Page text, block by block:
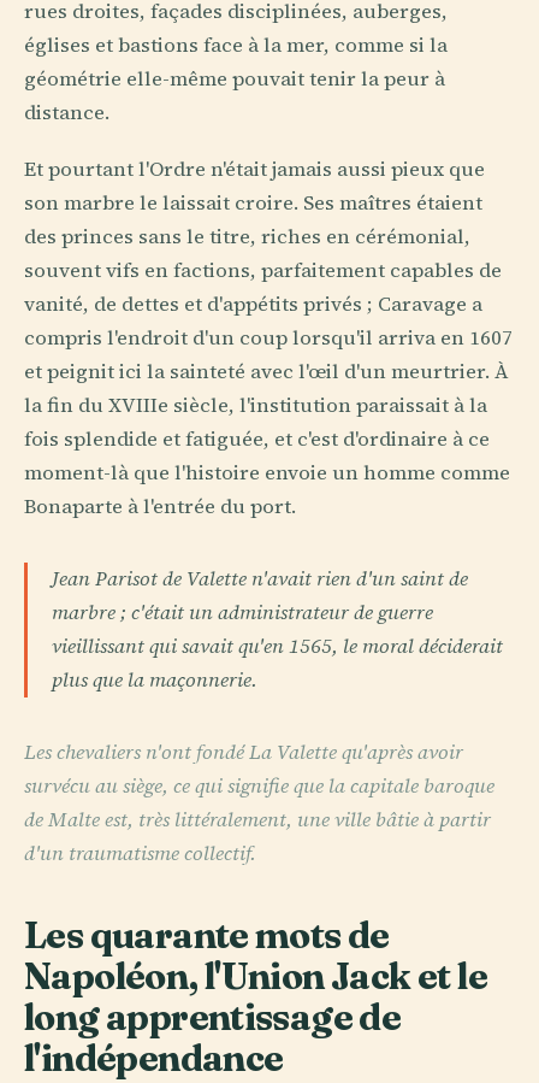
rues droites, façades disciplinées, auberges,
églises et bastions face à la mer, comme si la
géométrie elle-même pouvait tenir la peur à
distance.
Et pourtant l'Ordre n'était jamais aussi pieux que
son marbre le laissait croire. Ses maîtres étaient
des princes sans le titre, riches en cérémonial,
souvent vifs en factions, parfaitement capables de
vanité, de dettes et d'appétits privés ; Caravage a
compris l'endroit d'un coup lorsqu'il arriva en 1607
et peignit ici la sainteté avec l'œil d'un meurtrier. À
la fin du XVIIIe siècle, l'institution paraissait à la
fois splendide et fatiguée, et c'est d'ordinaire à ce
moment-là que l'histoire envoie un homme comme
Bonaparte à l'entrée du port.
Jean Parisot de Valette n'avait rien d'un saint de
marbre ; c'était un administrateur de guerre
vieillissant qui savait qu'en 1565, le moral déciderait
plus que la maçonnerie.
Les chevaliers n'ont fondé La Valette qu'après avoir
survécu au siège, ce qui signifie que la capitale baroque
de Malte est, très littéralement, une ville bâtie à partir
d'un traumatisme collectif.
Les quarante mots de
Napoléon, l'Union Jack et le
long apprentissage de
l'indépendance